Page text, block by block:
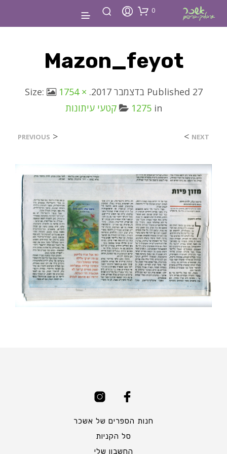
0
Mazon_feyot
Published 27 בדצמבר 2017 . Size:
1754 ×
1275in קטעי עיתונות
<
PREVIOUS NEXT
>
חנות הספרים של אשכר
סל הקניות
החשבון שלי